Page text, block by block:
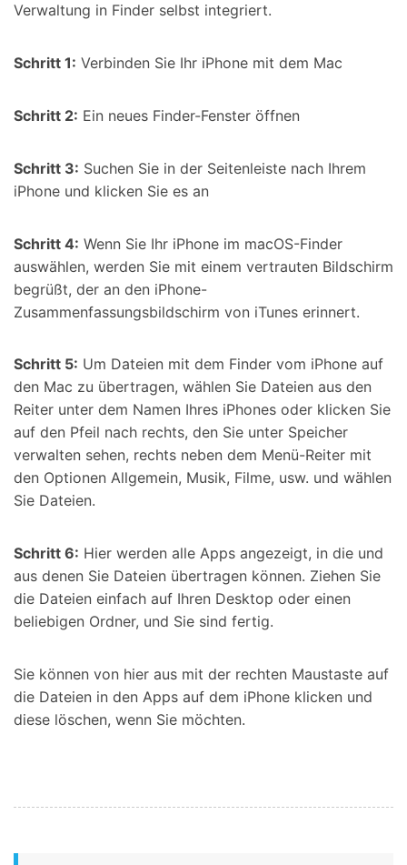
Verwaltung in Finder selbst integriert.
Schritt 1: Verbinden Sie Ihr iPhone mit dem Mac
Schritt 2: Ein neues Finder-Fenster öffnen
Schritt 3: Suchen Sie in der Seitenleiste nach Ihrem
iPhone und klicken Sie es an
Schritt 4: Wenn Sie Ihr iPhone im macOS-Finder
auswählen, werden Sie mit einem vertrauten Bildschirm
begrüßt, der an den iPhone-
Zusammenfassungsbildschirm von iTunes erinnert.
Schritt 5: Um Dateien mit dem Finder vom iPhone auf
den Mac zu übertragen, wählen Sie Dateien aus den
Reiter unter dem Namen Ihres iPhones oder klicken Sie
auf den Pfeil nach rechts, den Sie unter Speicher
verwalten sehen, rechts neben dem Menü-Reiter mit
den Optionen Allgemein, Musik, Filme, usw. und wählen
Sie Dateien.
Schritt 6: Hier werden alle Apps angezeigt, in die und
aus denen Sie Dateien übertragen können. Ziehen Sie
die Dateien einfach auf Ihren Desktop oder einen
beliebigen Ordner, und Sie sind fertig.
Sie können von hier aus mit der rechten Maustaste auf
die Dateien in den Apps auf dem iPhone klicken und
diese löschen, wenn Sie möchten.